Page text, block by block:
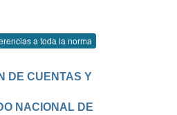
a toda la norma
DE CUENTAS Y
NACIONAL DE